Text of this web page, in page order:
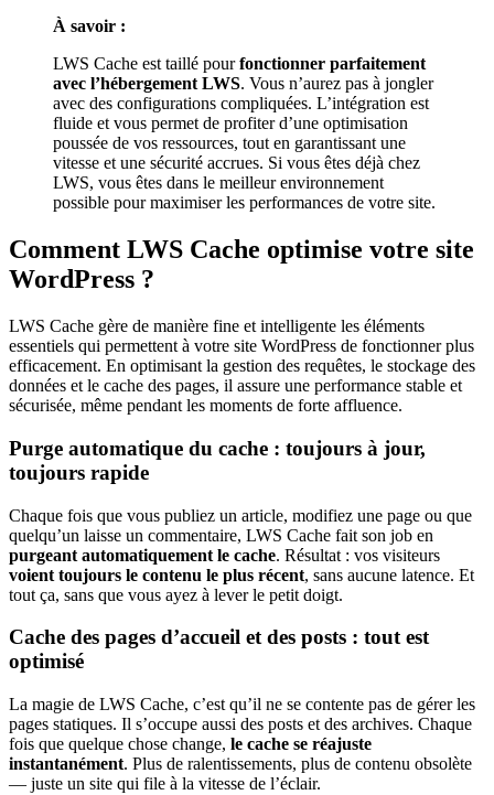
À savoir :
LWS Cache est taillé pourfonctionner parfaitement
avec l’hébergement LWS. Vous n’aurez pas à jongler
avec des configurations compliquées. L’intégration est
fluide et vous permet de profiter d’une optimisation
poussée de vos ressources, tout en garantissant une
vitesse et une sécurité accrues. Si vous êtes déjà chez
LWS, vous êtes dans le meilleur environnement
possible pour maximiser les performances de votre site.
Comment LWS Cache optimise votre site
WordPress ?
LWS Cache gère de manière fine et intelligente les éléments
essentiels qui permettent à votre site WordPress de fonctionner plus
efficacement. En optimisant la gestion des requêtes, le stockage des
données et le cache des pages, il assure une performance stable et
sécurisée, même pendant les moments de forte affluence.
Purge automatique du cache : toujours à jour,
toujours rapide
Chaque fois que vous publiez un article, modifiez une page ou que
quelqu’un laisse un commentaire, LWS Cache fait son job en
purgeant automatiquement le cache. Résultat : vos visiteurs
voient toujours le contenu le plus récent, sans aucune latence. Et
tout ça, sans que vous ayez à lever le petit doigt.
Cache des pages d’accueil et des posts : tout est
optimisé
La magie de LWS Cache, c’est qu’il ne se contente pas de gérer les
pages statiques. Il s’occupe aussi des posts et des archives. Chaque
fois que quelque chose change, le cache se réajuste
instantanément. Plus de ralentissements, plus de contenu obsolète
— juste un site qui file à la vitesse de l’éclair.